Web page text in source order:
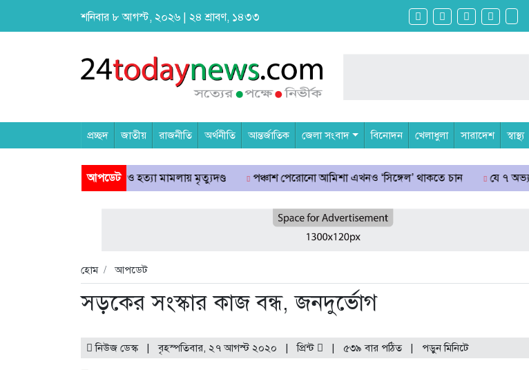
শনিবার ৮ আগস্ট, ২০২৬ | ২৪ শ্রাবণ, ১৪৩৩
প্রচ্ছদ জাতীয় রাজনীতি অর্থনীতি আন্তর্জাতিক জেলা সংবাদ বিনোদন খেলাধুলা সারাদেশ স্বাস্থ্য
আপডেট
শিশু ধর্ষণচেষ্টা ও হত্যা মামলায় মৃত্যুদণ্ড পঞ্চাশ পেরোনো আমিশা এখনও ‘সিঙ্গেল’ থাকতে চান যে ৭ অভ্যাস আপনার
হোম আপডেট
সড়কের সংস্কার কাজ বন্ধ, জনদুর্ভোগ
নিউজ ডেস্ক | বৃহস্পতিবার, ২৭ আগস্ট ২০২০ |প্রিন্ট | ৫৩৯ বার পঠিত | পড়ুনমিনিটে